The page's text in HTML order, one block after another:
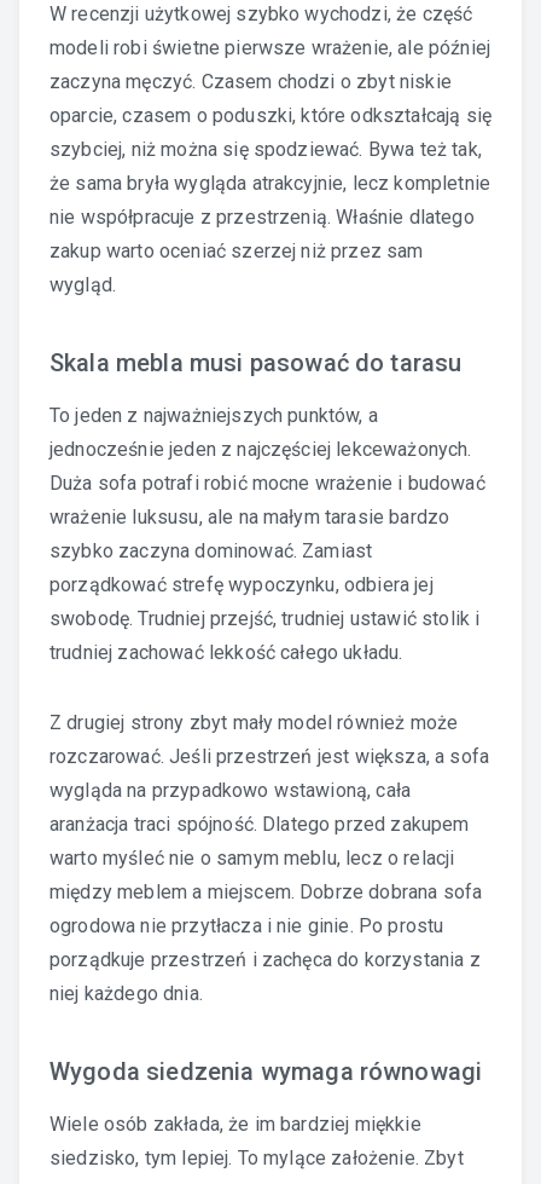
W recenzji użytkowej szybko wychodzi, że część
modeli robi świetne pierwsze wrażenie, ale później
zaczyna męczyć. Czasem chodzi o zbyt niskie
oparcie, czasem o poduszki, które odkształcają się
szybciej, niż można się spodziewać. Bywa też tak,
że sama bryła wygląda atrakcyjnie, lecz kompletnie
nie współpracuje z przestrzenią. Właśnie dlatego
zakup warto oceniać szerzej niż przez sam
wygląd.
Skala mebla musi pasować do tarasu
To jeden z najważniejszych punktów, a
jednocześnie jeden z najczęściej lekceważonych.
Duża sofa potrafi robić mocne wrażenie i budować
wrażenie luksusu, ale na małym tarasie bardzo
szybko zaczyna dominować. Zamiast
porządkować strefę wypoczynku, odbiera jej
swobodę. Trudniej przejść, trudniej ustawić stolik i
trudniej zachować lekkość całego układu.
Z drugiej strony zbyt mały model również może
rozczarować. Jeśli przestrzeń jest większa, a sofa
wygląda na przypadkowo wstawioną, cała
aranżacja traci spójność. Dlatego przed zakupem
warto myśleć nie o samym meblu, lecz o relacji
między meblem a miejscem. Dobrze dobrana sofa
ogrodowa nie przytłacza i nie ginie. Po prostu
porządkuje przestrzeń i zachęca do korzystania z
niej każdego dnia.
Wygoda siedzenia wymaga równowagi
Wiele osób zakłada, że im bardziej miękkie
siedzisko, tym lepiej. To mylące założenie. Zbyt